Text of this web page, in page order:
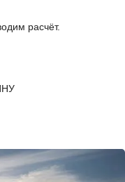
расчёт.